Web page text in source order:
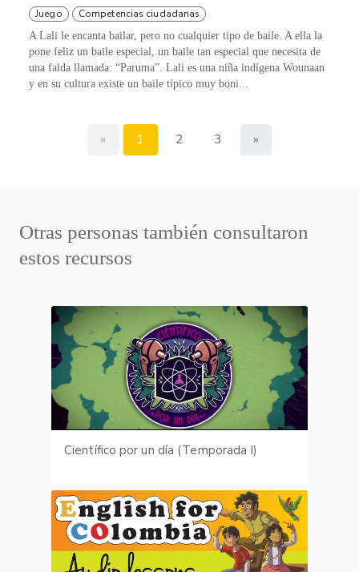
Juego Competencias ciudadanas
A Lali le encanta bailar, pero no cualquier tipo de baile. A ella la
pone feliz un baile especial, un baile tan especial que necesita de
una falda llamada: “Paruma”. Lali es una niña indígena Wounaan
y en su cultura existe un baile típico muy boni...
« 1 2 3 »
Otras personas también consultaron
estos recursos
Científico por un día (Temporada I)